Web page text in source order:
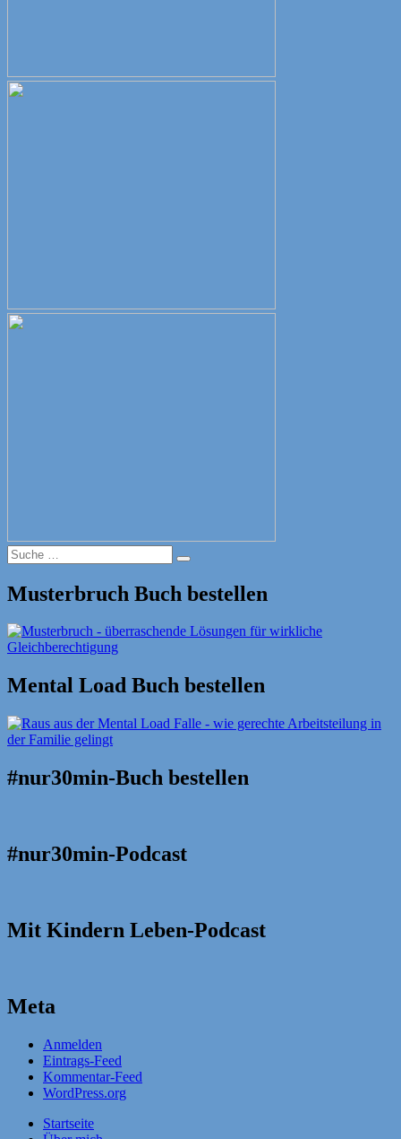
Suche
nach:
Suche
Musterbruch Buch bestellen
Mental Load Buch bestellen
#nur30min-Buch bestellen
#nur30min-Podcast
Mit Kindern Leben-Podcast
Meta
Anmelden
Eintrags-Feed
Kommentar-Feed
WordPress.org
Startseite